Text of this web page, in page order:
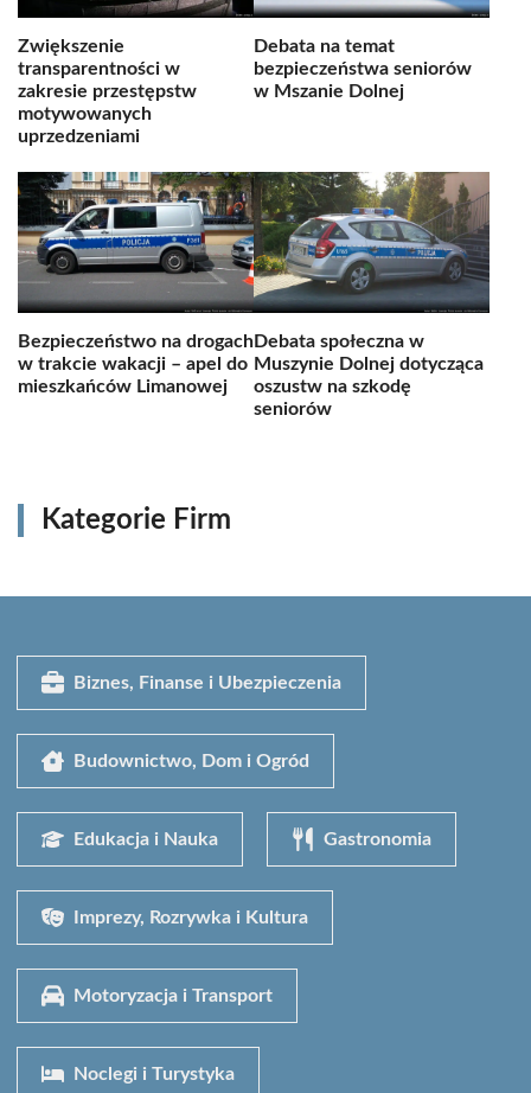
Zwiększenie
transparentności w
zakresie przestępstw
motywowanych
uprzedzeniami
Debata na temat
bezpieczeństwa seniorów
w Mszanie Dolnej
Bezpieczeństwo na drogach
w trakcie wakacji – apel do
mieszkańców Limanowej
Debata społeczna w
Muszynie Dolnej dotycząca
oszustw na szkodę
seniorów
Kategorie Firm
Biznes, Finanse i Ubezpieczenia
Budownictwo, Dom i Ogród
Edukacja i Nauka Gastronomia
Imprezy, Rozrywka i Kultura
Motoryzacja i Transport
Noclegi i Turystyka